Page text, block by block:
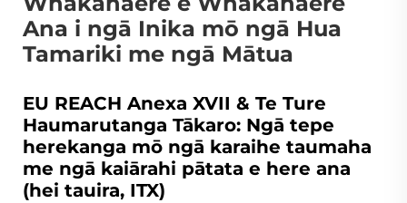
Ana i ngā Inika mō ngā Hua
Tamariki me ngā Mātua
EU REACH Anexa XVII & Te Ture
Haumarutanga Tākaro: Ngā tepe
herekanga mō ngā karaihe taumaha
me ngā kaiārahi pātata e here ana
(hei tauira, ITX)